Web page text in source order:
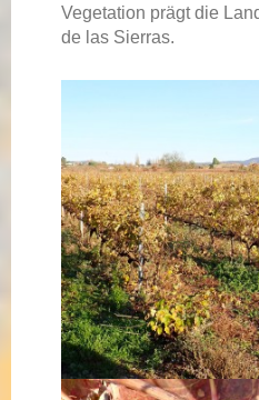
Vegetation prägt die
de las Sierras.